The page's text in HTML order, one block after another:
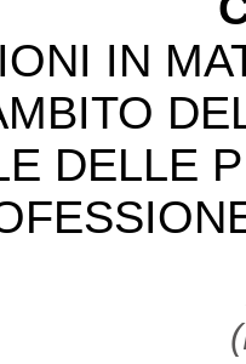
IN
DELLE